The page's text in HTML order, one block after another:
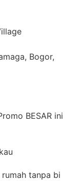
Bogor,
BESAR ini
tanpa bi